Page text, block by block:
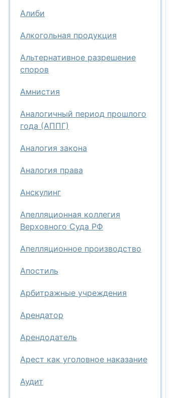
Алиби
Алкогольная продукция
Альтернативное разрешение
споров
Амнистия
Аналогичный период прошлого
года (АППГ)
Аналогия закона
Аналогия права
Анскулинг
Апелляционная коллегия
Верховного Суда РФ
Апелляционное производство
Апостиль
Арбитражные учреждения
Арендатор
Арендодатель
Арест как уголовное наказание
Аудит